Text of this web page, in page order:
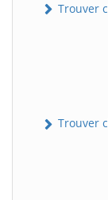
Trouver
Trouver